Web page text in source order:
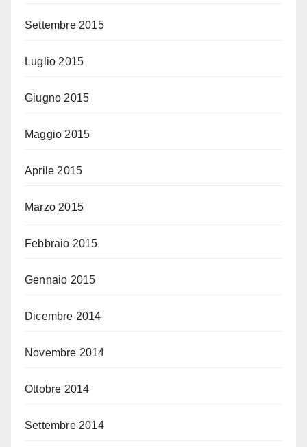
Settembre 2015
Luglio 2015
Giugno 2015
Maggio 2015
Aprile 2015
Marzo 2015
Febbraio 2015
Gennaio 2015
Dicembre 2014
Novembre 2014
Ottobre 2014
Settembre 2014